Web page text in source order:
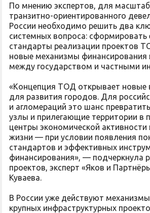
По мнению экспертов, для
транзитно-ориентированного
России необходимо решить два
системных вопроса: сформировать
стандарты реализации проектов
новые механизмы финансирования
между государством и частными
«Концепция ТОД открывает новые
для развития городов. Для
и агломераций это шанс
узлы и прилегающие территории в
центры экономической активности
жизни — при условии появления
стандартов и эффективных
финансирования», — подчеркнула
проектов, эксперт «Яков и
Куваева.
В России уже действуют
крупных инфраструктурных